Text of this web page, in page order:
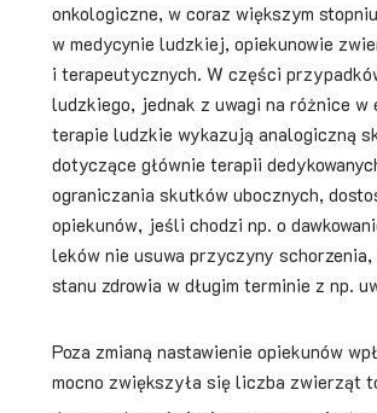
onkologiczne, w coraz większym
w medycynie ludzkiej, opiekunowie
i terapeutycznych. W części
ludzkiego, jednak z uwagi na różnice
terapie ludzkie wykazują analogiczną
dotyczące głównie terapii
ograniczania skutków ubocznych,
opiekunów, jeśli chodzi np. o
leków nie usuwa przyczyny
stanu zdrowia w długim terminie z np.
Poza zmianą nastawienie opiekunów
mocno zwiększyła się liczba zwierząt